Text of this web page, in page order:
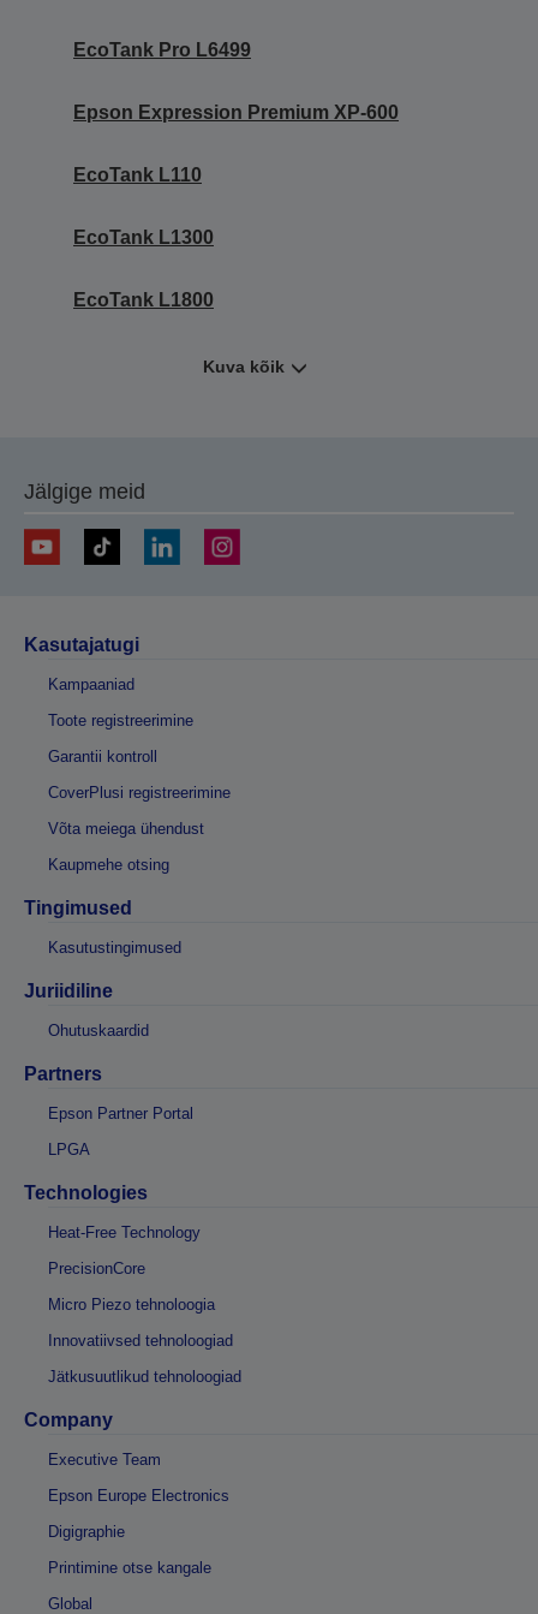
EcoTank Pro L6499
Epson Expression Premium XP-600
EcoTank L110
EcoTank L1300
EcoTank L1800
Kuva kõik
Jälgige meid
Kasutajatugi
Kampaaniad
Toote registreerimine
Garantii kontroll
CoverPlusi registreerimine
Võta meiega ühendust
Kaupmehe otsing
Tingimused
Kasutustingimused
Juriidiline
Ohutuskaardid
Partners
Epson Partner Portal
LPGA
Technologies
Heat-Free Technology
PrecisionCore
Micro Piezo tehnoloogia
Innovatiivsed tehnoloogiad
Jätkusuutlikud tehnoloogiad
Company
Executive Team
Epson Europe Electronics
Digigraphie
Printimine otse kangale
Global